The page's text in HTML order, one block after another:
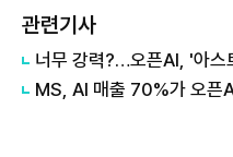
관련기사
너무 강력?…오픈AI, '아스
MS, AI 매출 70%가 오픈